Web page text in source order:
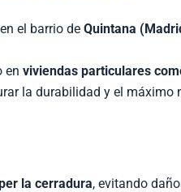
en el barrio de Quintana
en viviendas particulares
la durabilidad y el máximo
la cerradura, evitando